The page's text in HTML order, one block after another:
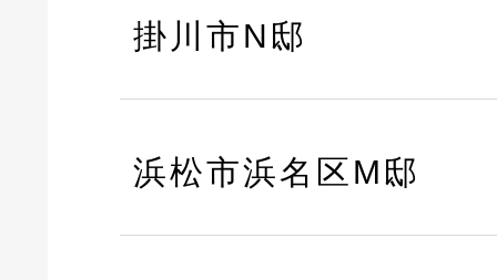
掛川市N邸
浜松市浜名区M邸